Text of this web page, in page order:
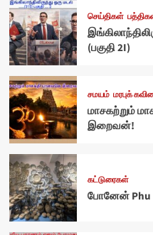
செய்திகள்
(பகுதி 2I)
சமயம் மரபுக்
மாசகற்றும்
இறைவன்!
கட்டுரைகள்
போனேன் Phu